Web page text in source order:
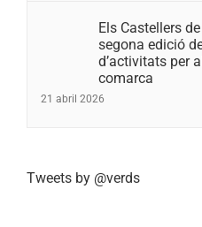
Els Castellers
segona edició
d’activitats per
comarca
21 abril 2026
Tweets by @verds